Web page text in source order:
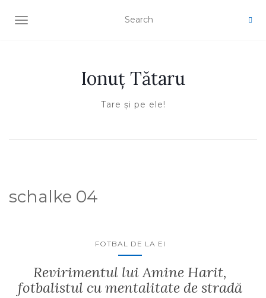
TOGGLE NAVIGATION
Ionuţ Tătaru
Tare şi pe ele!
schalke 04
FOTBAL DE LA EI
Revirimentul lui Amine Harit,
fotbalistul cu mentalitate de stradă